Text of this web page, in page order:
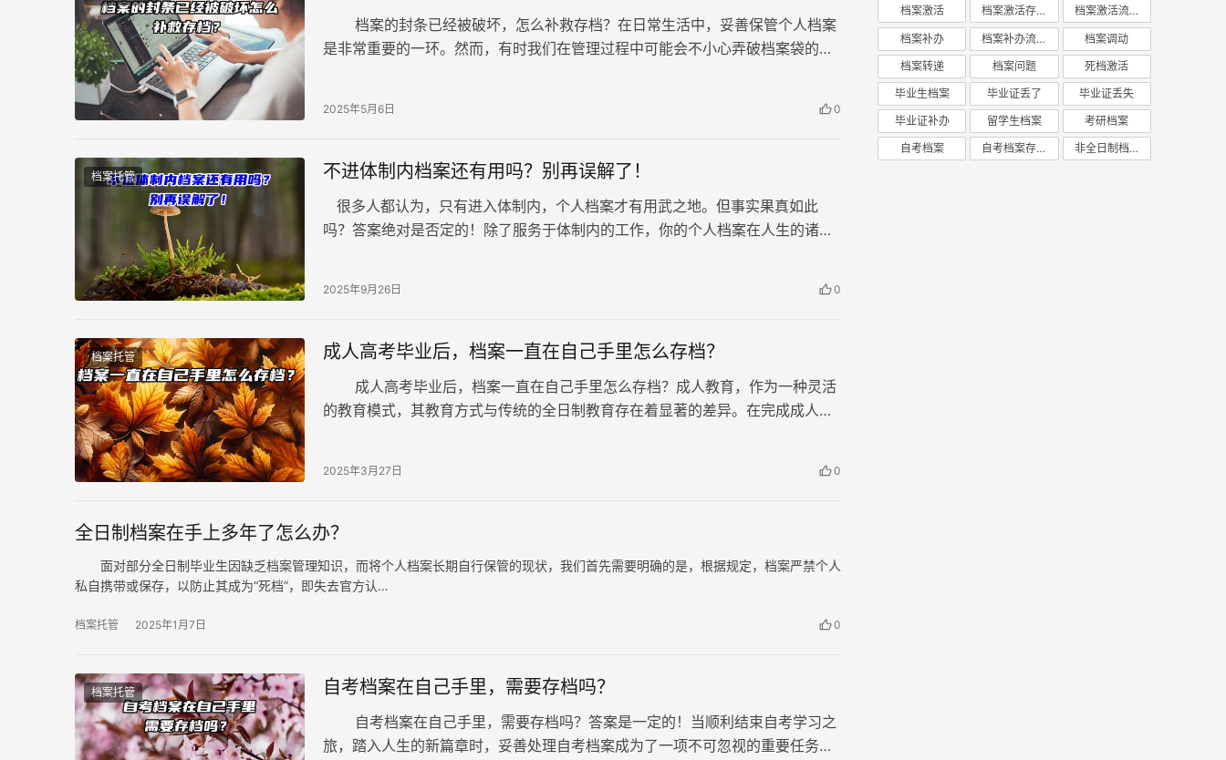
档案的封条已经被破坏，怎么补救存档？在日常生活中，妥善保管个人档案
是非常重要的一环。然而，有时我们在管理过程中可能会不小心弄破档案袋的封
2025年5月6日 0
档案托管 不进体制内档案还有用吗？别再误解了！
很多人都认为，只有进入体制内，个人档案才有用武之地。但事实果真如此
吗？答案绝对是否定的！除了服务于体制内的工作，你的个人档案在人生的诸多
2025年9月26日 0
档案托管 成人高考毕业后，档案一直在自己手里怎么存档？
成人高考毕业后，档案一直在自己手里怎么存档？成人教育，作为一种灵活
的教育模式，其教育方式与传统的全日制教育存在着显著的差异。在完成成人高
2025年3月27日 0
全日制档案在手上多年了怎么办？
面对部分全日制毕业生因缺乏档案管理知识，而将个人档案长期自行保管的现状，我们首先需要明确的是，根据规定，档案严禁个人
私自携带或保存，以防止其成为“死档”，即失去官方认…
档案托管 2025年1月7日 0
档案托管 自考档案在自己手里，需要存档吗？
自考档案在自己手里，需要存档吗？答案是一定的！当顺利结束自考学习之
旅，踏入人生的新篇章时，妥善处理自考档案成为了一项不可忽视的重要任务。
档案激活 档案激活存放 档案激活流程
档案补办 档案补办流程 档案调动
档案转递 档案问题 死档激活
毕业生档案 毕业证丢了 毕业证丢失
毕业证补办 留学生档案 考研档案
自考档案 自考档案存放 非全日制档案